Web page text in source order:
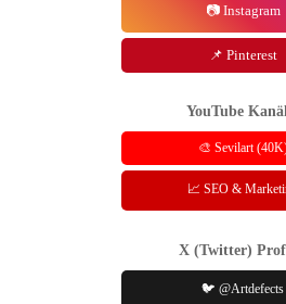
📷 Instagram
📌 Pinterest
YouTube
🎨 Sevilart
📈 SEO &
X (Twitter)
🐦 @Artdefects